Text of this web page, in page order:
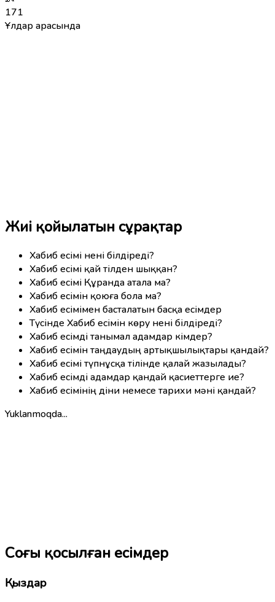
171
Ұлдар арасында
Жиі қойылатын сұрақтар
Хабиб есімі нені білдіреді?
Хабиб есімі қай тілден шыққан?
Хабиб есімі Құранда атала ма?
Хабиб есімін қоюға бола ма?
Хабиб есімімен басталатын басқа есімдер
Түсінде Хабиб есімін көру нені білдіреді?
Хабиб есімді танымал адамдар кімдер?
Хабиб есімін таңдаудың артықшылықтары қандай?
Хабиб есімі түпнұсқа тілінде қалай жазылады?
Хабиб есімді адамдар қандай қасиеттерге ие?
Хабиб есімінің діни немесе тарихи мәні қандай?
Yuklanmoqda...
Соңғы қосылған есімдер
Қыздар